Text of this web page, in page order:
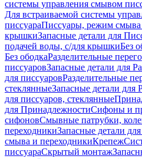
системы управления смывом
Для встраиваемой системы
писсуараПиссуары, режим смыва
крышкиЗапасные детали для
подачей воды, с/для крышкиБез
Без ободкаРазделительные
писсуаровЗапасные детали для
для писсуаровРазделительные
стеклянныеЗапасные детали для
для писсуаров, стеклянные
для ПринадлежностиСифоны и
сифоновСмывные патрубки,
переходникиЗапасные детали
смыва и переходникиКрепеж
писсуараСкрытый монтаж